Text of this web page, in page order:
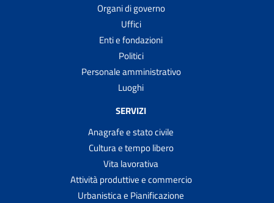
Organi di governo
Uffici
Enti e fondazioni
Politici
Personale amministrativo
Luoghi
SERVIZI
Anagrafe e stato civile
Cultura e tempo libero
Vita lavorativa
Attività produttive e commercio
Urbanistica e Pianificazione